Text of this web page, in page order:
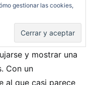
camino de la
del primer amor, la
y mostrar una
Con un
al que casi parece
gestionar las cookies,